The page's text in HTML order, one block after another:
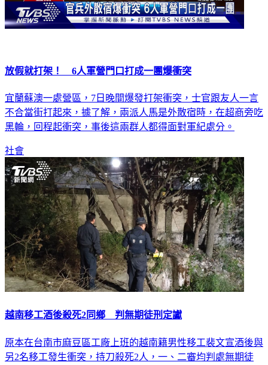
放假就打架！ 6人軍營門口打成一團爆衝突
宜蘭蘇澳一處營區，7日晚間爆發打架衝突，士官跟友人一言
不合當街打起來，據了解，兩派人馬是外散宿時，在超商旁吃
黑輪，回程起衝突，事後這兩群人都得面對軍紀處分。
社會
越南移工酒後殺死2同鄉 判無期徒刑定讞
原本在台南市麻豆區工廠上班的越南籍男性移工裴文宣酒後與
另2名移工發生衝突，持刀殺死2人，一、二審均判處無期徒